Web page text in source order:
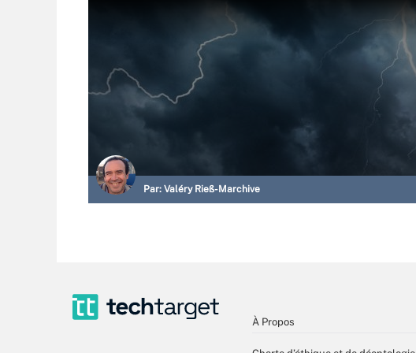
Par: Valéry Rieß-Marchive
À Propos